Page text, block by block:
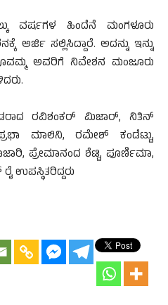
ವರ್ಷಗಳ ಹಿಂದೆನೆ ಮಂಗಳೂರು
ಅರ್ಜಿ ಸಲ್ಲಿಸಿದ್ದಾರೆ. ಅದನ್ನು ಇನ್ನು
ಅವರಿಗೆ ನಿವೇಶನ ಮಂಜೂರು
ರವಿಶಂಕರ್ ಮಿಜಾರ್, ನಿತಿನ್
ಮಾಲಿನಿ, ರಮೇಶ್ ಕಂಡೆಟ್ಟು,
ಪ್ರೇಮಾನಂದ ಶೆಟ್ಟಿ, ಪೂರ್ಣಿಮಾ,
ಉಪಸ್ಥಿತರಿದ್ದರು